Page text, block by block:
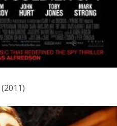
(2011)